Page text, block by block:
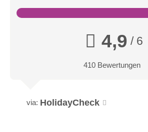
4,9 / 6
410 Bewertungen
via: HolidayCheck